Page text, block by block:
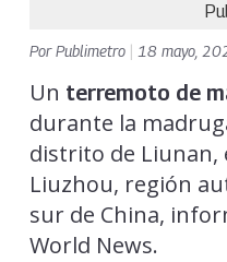
PorPublimetro 18 mayo,
Un terremoto de
durante la
distrito de Liunan,
Liuzhou, región
sur de China,
World News.